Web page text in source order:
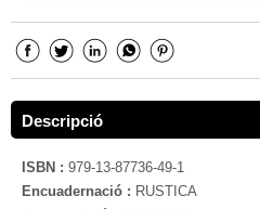
Descripció
ISBN : 979-13-87736-49-1
Encuadernació : RUSTICA